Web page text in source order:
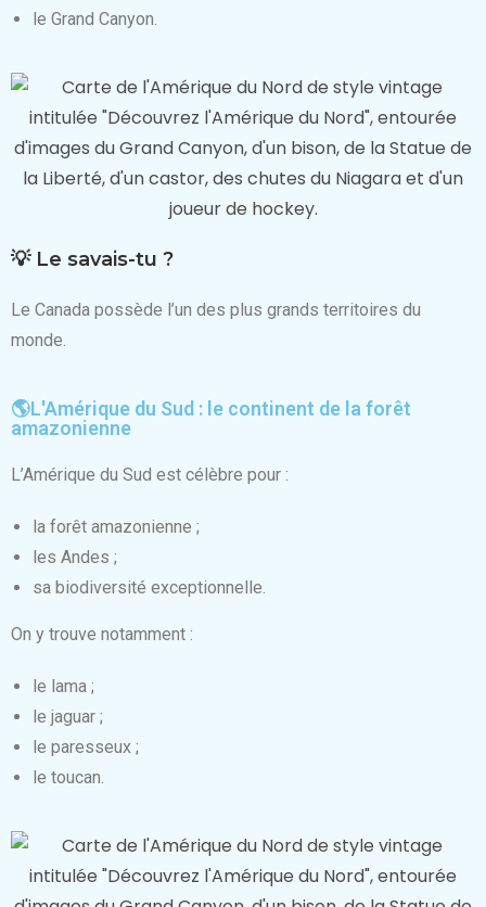
le Grand Canyon.
💡 Le savais-tu ?
Le Canada possède l’un des plus grands territoires du
monde.
🌎L'Amérique du Sud : le continent de la forêt
amazonienne
L’Amérique du Sud est célèbre pour :
la forêt amazonienne ;
les Andes ;
sa biodiversité exceptionnelle.
On y trouve notamment :
le lama ;
le jaguar ;
le paresseux ;
le toucan.